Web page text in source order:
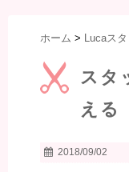
ホーム > Lucaス
スタ
える
2018/09/02